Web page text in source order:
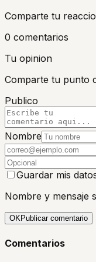
Comparte tu
0 comentarios
Tu opinion
Comparte tu punto
Publico
Nombre
Guardar mis
Nombre y mensaje
OKPublicar comentario
Comentarios